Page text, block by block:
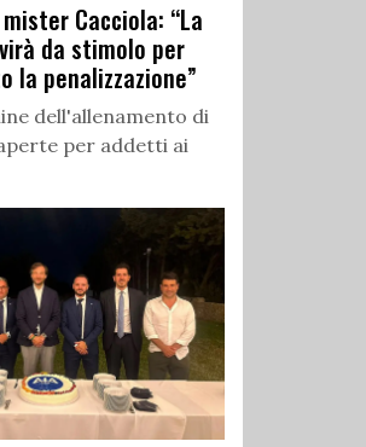
Cacciola: “La
da stimolo per
la penalizzazione”
dell'allenamento di
per addetti ai